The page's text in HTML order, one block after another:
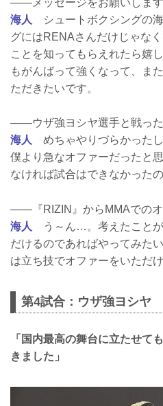
海人
シュートボクシングの
グにはRENAさんだけじゃな
ことを知ってもらえれたら嬉
もがんばって強くなって、ま
ただきたいです。
――ウザ強ヨシヤ選手と戦った
海人
めちゃやりづらかったし
僕より急なオファーだったと
なければ試合はできなかった
――『RIZIN』からMMAでのオ
海人
う～ん…。考えたことが
だけるのであればやってみた
は立ち技でオファーをいただ
第4試合：ウザ強ヨシヤ
「国内最高の舞台に立たせて
きました」